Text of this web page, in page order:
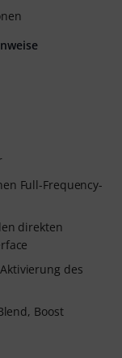
Full-Frequency-
direkten
des
Boost